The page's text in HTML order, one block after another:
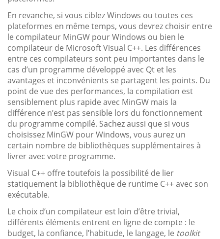
En revanche, si vous ciblez Windows ou toutes ces
plateformes en même temps, vous devrez choisir entre
le compilateur MinGW pour Windows ou bien le
compilateur de Microsoft Visual C++. Les différences
entre ces compilateurs sont peu importantes dans le
cas d’un programme développé avec Qt et les
avantages et inconvénients se partagent les points. Du
point de vue des performances, la compilation est
sensiblement plus rapide avec MinGW mais la
différence n’est pas sensible lors du fonctionnement
du programme compilé. Sachez aussi que si vous
choisissez MinGW pour Windows, vous aurez un
certain nombre de bibliothèques supplémentaires à
livrer avec votre programme.
Visual C++ offre toutefois la possibilité de lier
statiquement la bibliothèque de runtime C++ avec son
exécutable.
Le choix d’un compilateur est loin d’être trivial,
différents éléments entrent en ligne de compte : le
budget, la confiance, l’habitude, le langage, le toolkit